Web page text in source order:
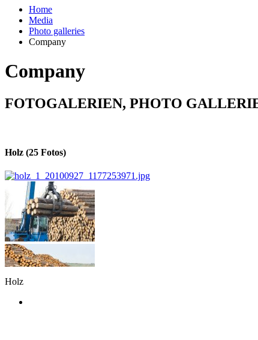
Home
Media
Photo galleries
Company
Company
FOTOGALERIEN, PHOTO
Holz (25 Fotos)
Holz